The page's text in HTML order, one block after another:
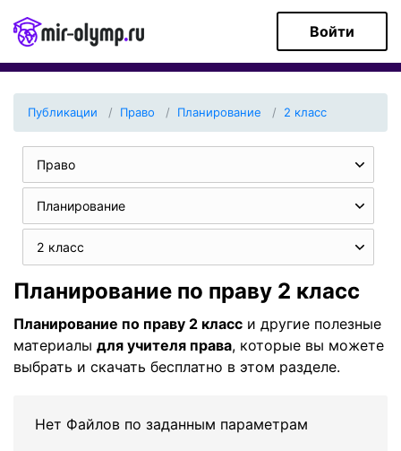
Войти
Публикации Право Планирование 2 класс
Право
Планирование
2 класс
Планирование по праву 2 класс
Планирование по праву 2 класс и другие полезные
материалы для учителя права, которые вы можете
выбрать и скачать бесплатно в этом разделе.
Нет Файлов по заданным параметрам